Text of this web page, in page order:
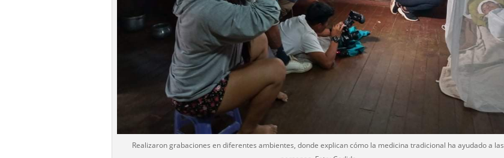
Realizaron grabaciones en diferentes ambientes, donde explican cómo la medicina tradicional ha ayudado a las